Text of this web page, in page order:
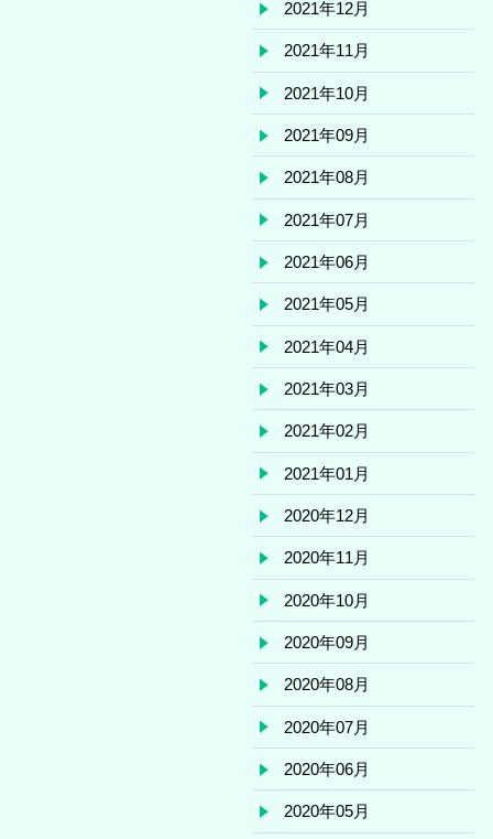
2021年12月
2021年11月
2021年10月
2021年09月
2021年08月
2021年07月
2021年06月
2021年05月
2021年04月
2021年03月
2021年02月
2021年01月
2020年12月
2020年11月
2020年10月
2020年09月
2020年08月
2020年07月
2020年06月
2020年05月